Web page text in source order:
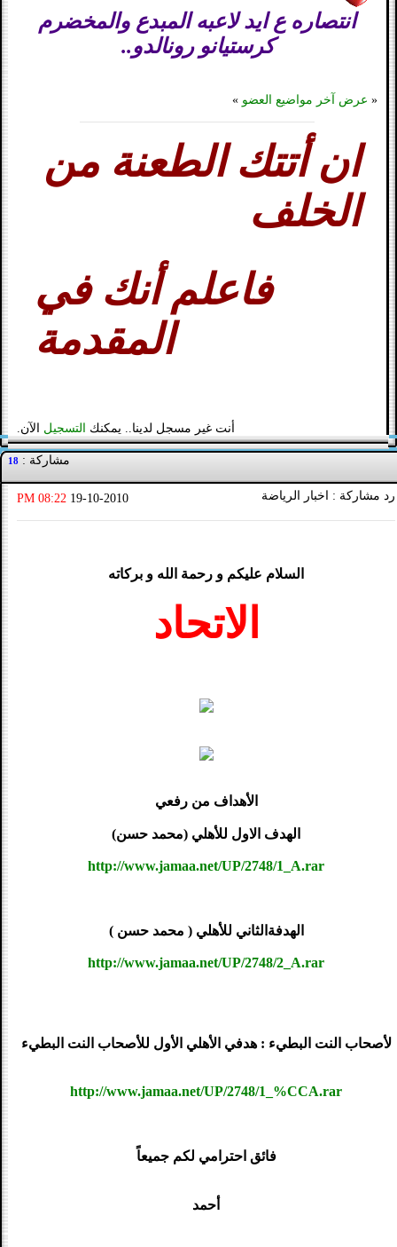
انتصاره ع ايد لاعبه المبدع والمخضرم
كرستيانو رونالدو..
« عرض آخر مواضيع العضو »
ان أتتك الطعنة من
الخلف
فاعلم أنك في
المقدمة
أنت غير مسجل لدينا.. يمكنك التسجيل الآن.
مشاركة : 18
رد مشاركة : اخبار الرياضة 19-10-2010
08:22 PM
السلام عليكم و رحمة الله و بركاته
الاتحاد
الأهداف من رفعي
الهدف الاول للأهلي (محمد حسن)
http://www.jamaa.net/UP/2748/1_A.rar
الهدفةالثاني للأهلي ( محمد حسن )
http://www.jamaa.net/UP/2748/2_A.rar
لأصحاب النت البطيء : هدفي الأهلي الأول للأصحاب النت البطيء
http://www.jamaa.net/UP/2748/1_%CCA.rar
فائق احترامي لكم جميعاً
أحمد